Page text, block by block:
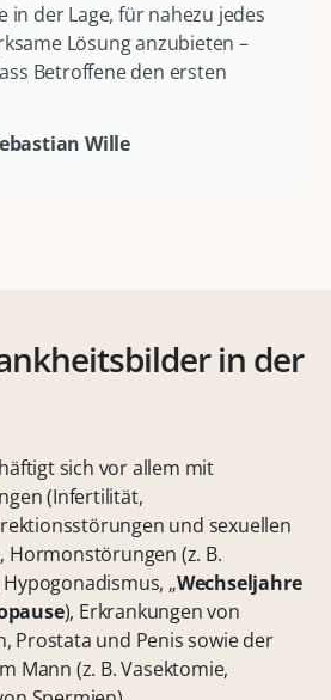
in der Lage, für nahezu jedes
Lösung anzubieten –
Betroffene den ersten
Wille
in der
sich vor allem mit
(Infertilität,
und sexuellen
Hormonstörungen (z. B.
„Wechseljahre
), Erkrankungen von
Prostata und Penis sowie der
Mann (z. B. Vasektomie,